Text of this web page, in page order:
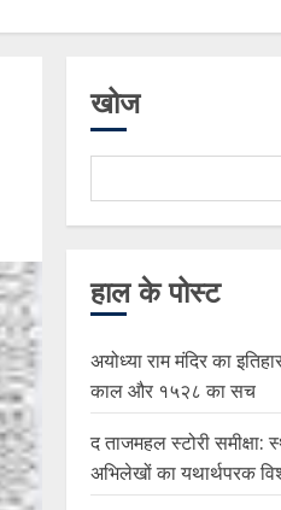
खोज
हाल के पोस्ट
अयोध्या राम मंदिर का
काल और १५२८ का सच
द ताजमहल स्टोरी
अभिलेखों का यथार्थपरक